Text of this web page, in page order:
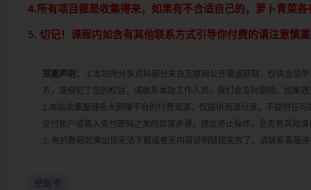
4.所有项目都是收集得来，如果有不合适自己的，萝卜青菜各
5. 切记！课程内如含有其他联系方式引导你付费的请注意慎重
郑重声明：
1.本站所分享资料部分来自互联网公开渠道获取，仅供会员
方，或侵犯了您的权益，请联系本站工作人员，我们会及时删除。如果
2.本站收集整理各大网赚平台的付费资源，仅提供资源分享，不提供任
支付账户或输入支付密码之类的异常步骤，建议停止操作，是否有风险请
3. 有的教程如果出现无法下载或者无内容说明链接失效了，请联系客服进
绝版书